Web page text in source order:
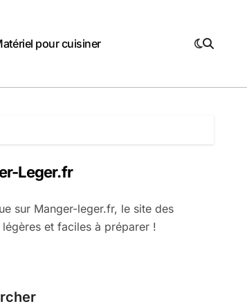
pour cuisiner
Leger.fr
sur Manger-leger.fr, le site des
légères et faciles à préparer !